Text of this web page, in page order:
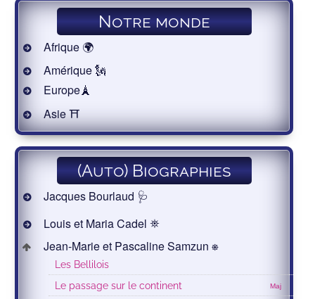
Notre monde
Afrique 🌍
Amérique 🗽
Europe🗼
Asie ⛩
(Auto) Biographies
Jacques Bourlaud 🩺
Louis et Maria Cadel ⛯
Jean-Marie et Pascaline Samzun ⎈
Les Bellilois
Maj
Le passage sur le continent